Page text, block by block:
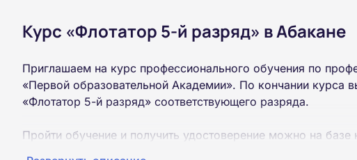
Курс «Флотатор 5-й разряд» в Абакане
Приглашаем на курс профессионального обучения по
«Первой образовательной Академии». По кончании курса
«Флотатор 5-й разряд» соответствующего разряда.
Пройти обучение и получить удостоверение можно на базе